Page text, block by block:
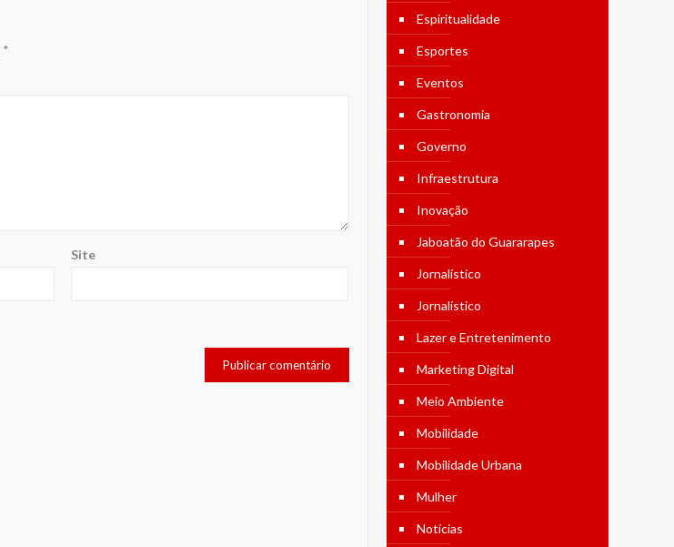
*
Site
Espiritualidade
Esportes
Eventos
Gastronomia
Governo
Infraestrutura
Inovação
Jaboatão do Guararapes
Jornalístico
Jornalístico
Lazer e Entretenimento
Marketing Digital
Meio Ambiente
Mobilidade
Mobilidade Urbana
Mulher
Notícias